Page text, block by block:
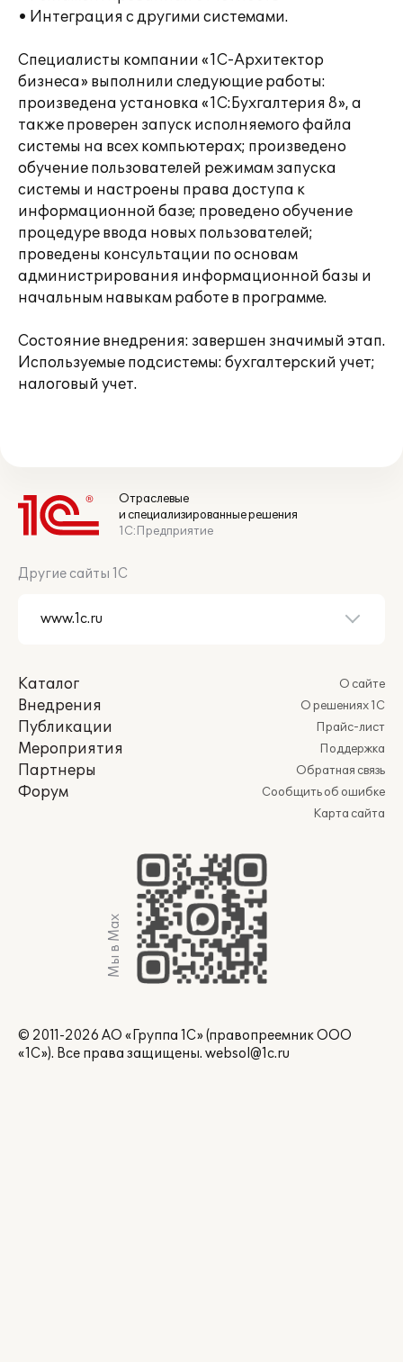
• Интеграция с другими системами.
Специалисты компании «1С-Архитектор
бизнеса» выполнили следующие работы:
произведена установка «1С:Бухгалтерия 8», а
также проверен запуск исполняемого файла
системы на всех компьютерах; произведено
обучение пользователей режимам запуска
системы и настроены права доступа к
информационной базе; проведено обучение
процедуре ввода новых пользователей;
проведены консультации по основам
администрирования информационной базы и
начальным навыкам работе в программе.
Состояние внедрения: завершен значимый этап.
Используемые подсистемы: бухгалтерский учет;
налоговый учет.
Отраслевые
и специализированные решения
1С:Предприятие
Другие сайты 1С
Каталог
Внедрения
Публикации
Мероприятия
Партнеры
Форум
О сайте
О решениях 1С
Прайс-лист
Поддержка
Обратная связь
Сообщить об ошибке
Карта сайта
Мы в Max
© 2011-2026 АО «Группа 1С» (правопреемник ООО
«1С»). Все права защищены. websol@1c.ru